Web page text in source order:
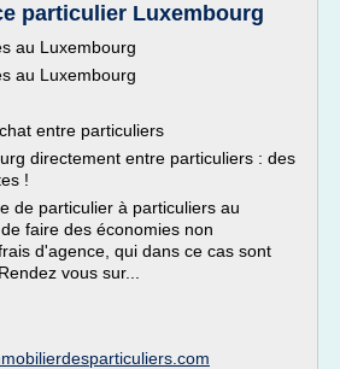
particulier Luxembourg
au Luxembourg
au Luxembourg
entre particuliers
directement entre particuliers : des
!
de particulier à particuliers au
faire des économies non
d'agence, qui dans ce cas sont
vous sur...